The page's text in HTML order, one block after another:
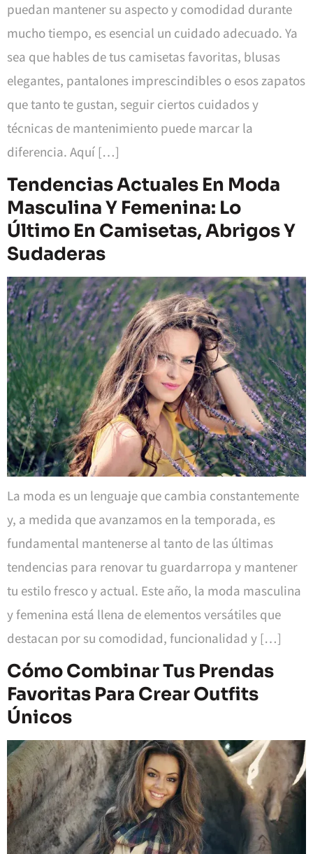
puedan mantener su aspecto y comodidad durante
mucho tiempo, es esencial un cuidado adecuado. Ya
sea que hables de tus camisetas favoritas, blusas
elegantes, pantalones imprescindibles o esos zapatos
que tanto te gustan, seguir ciertos cuidados y
técnicas de mantenimiento puede marcar la
diferencia. Aquí […]
Tendencias Actuales En Moda
Masculina Y Femenina: Lo
Último En Camisetas, Abrigos Y
Sudaderas
La moda es un lenguaje que cambia constantemente
y, a medida que avanzamos en la temporada, es
fundamental mantenerse al tanto de las últimas
tendencias para renovar tu guardarropa y mantener
tu estilo fresco y actual. Este año, la moda masculina
y femenina está llena de elementos versátiles que
destacan por su comodidad, funcionalidad y […]
Cómo Combinar Tus Prendas
Favoritas Para Crear Outfits
Únicos